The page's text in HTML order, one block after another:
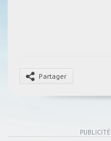
Partager
PUBLICITÉ